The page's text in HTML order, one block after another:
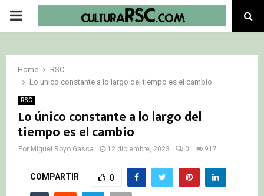
PRIMARY
Home
RSC
Lo único constante a lo largo del tiempo es el cambio
RSC
Lo único constante a lo largo del
tiempo es el cambio
Por Miguel Royo Gasca 12 diciembre, 2023 0 917
COMPARTIR 0